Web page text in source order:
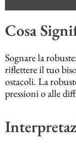
Cosa
Sognare la
riflettere il tuo
ostacoli. La
pressioni o alle